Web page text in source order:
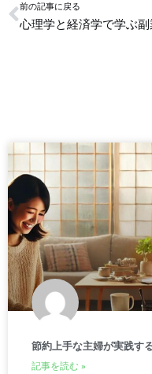
前の記事に戻る
節約上手な主婦が実践す
記事を読む »